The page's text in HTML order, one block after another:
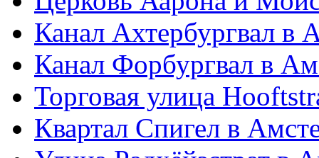
Канал Ахтербургвал в
Канал Форбургвал в
Торговая улица
Квартал Спигел в